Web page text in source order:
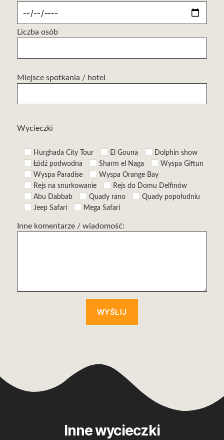
Liczba osób
Miejsce spotkania / hotel
Wycieczki
Hurghada City Tour El Gouna
Dolphin show
Łódź podwodna
Sharm el Naga
Wyspa Giftun
Wyspa Paradise
Wyspa Orange Bay
Rejs na snurkowanie
Rejs do Domu Delfinów
Abu Dabbab
Quady rano
Quady popołudniu
Jeep Safari
Mega Safari
Inne komentarze / wiadomość:
Inne wycieczki